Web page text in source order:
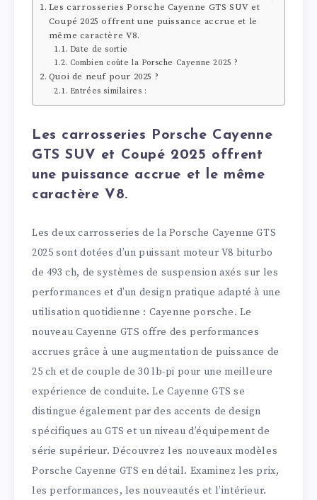
Les carrosseries Porsche Cayenne GTS SUV et
Coupé 2025 offrent une puissance accrue et le
même caractère V8.
Date de sortie
Combien coûte la Porsche Cayenne 2025 ?
Quoi de neuf pour 2025 ?
Entrées similaires :
Les carrosseries Porsche Cayenne
GTS SUV et Coupé 2025 offrent
une puissance accrue et le même
caractère V8.
Les deux carrosseries de la Porsche Cayenne GTS
2025 sont dotées d’un puissant moteur V8 biturbo
de 493 ch, de systèmes de suspension axés sur les
performances et d’un design pratique adapté à une
utilisation quotidienne : Cayenne porsche. Le
nouveau Cayenne GTS offre des performances
accrues grâce à une augmentation de puissance de
25 ch et de couple de 30 lb-pi pour une meilleure
expérience de conduite. Le Cayenne GTS se
distingue également par des accents de design
spécifiques au GTS et un niveau d’équipement de
série supérieur. Découvrez les nouveaux modèles
Porsche Cayenne GTS en détail. Examinez les prix,
les performances, les nouveautés et l’intérieur.